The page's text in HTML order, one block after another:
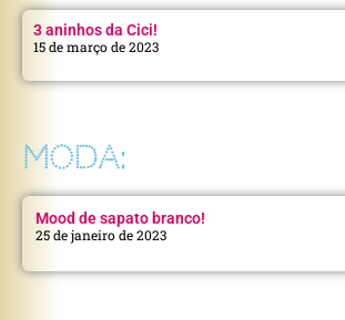
3 aninhos da Cici!
15 de março de 2023
MODA:
Mood de sapato branco!
25 de janeiro de 2023